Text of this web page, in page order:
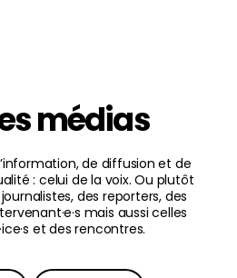
médias
de diffusion et de
: celui de la voix. Ou plutôt
des reporters, des
mais aussi celles
et des rencontres.